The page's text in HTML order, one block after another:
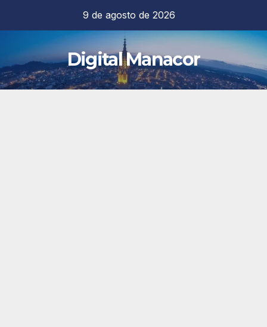
contenido
9 de agosto de 2026
Digital Manacor